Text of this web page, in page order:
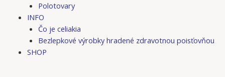
Polotovary
INFO
Čo je celiakia
Bezlepkové výrobky hradené zdravotnou poisťovňou
SHOP